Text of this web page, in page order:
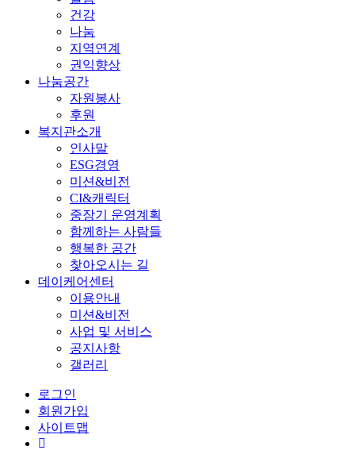
건강
나눔
지역연계
권익향상
나눔공간
자원봉사
후원
복지관소개
인사말
ESG경영
미션&비전
CI&캐릭터
중장기 운영계획
함께하는 사람들
행복한 공간
찾아오시는 길
데이케어센터
이용안내
미션&비전
사업 및 서비스
공지사항
갤러리
로그인
회원가입
사이트맵